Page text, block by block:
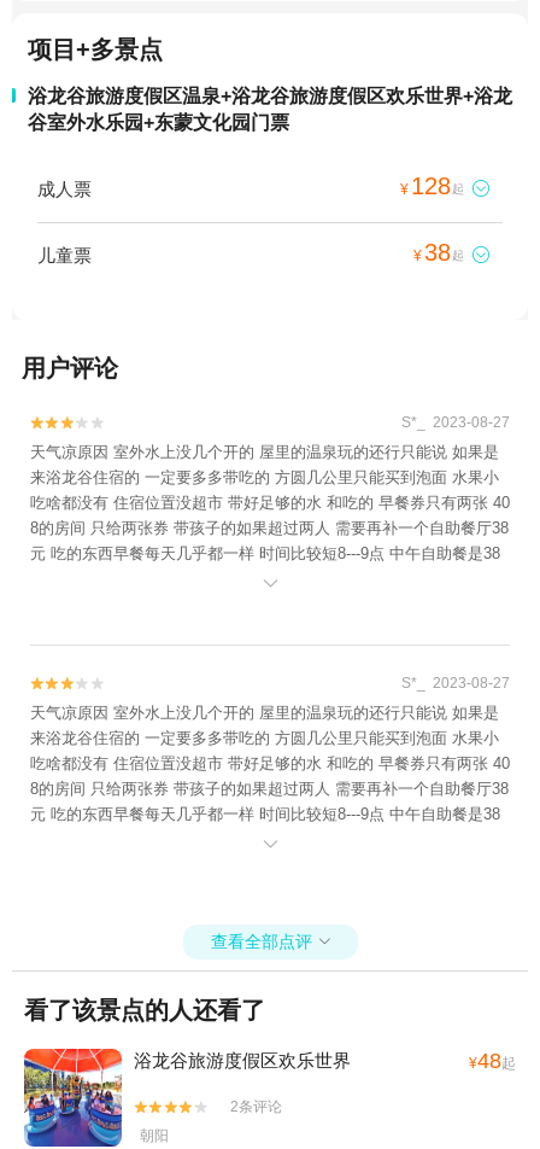
项目+多景点
浴龙谷旅游度假区温泉+浴龙谷旅游度假区欢乐世界+浴龙
谷室外水乐园+东蒙文化园门票
成人票 ¥ 128起 
儿童票 ¥38起 
用户评论

 S*_ 2023-08-27
天气凉原因 室外水上没几个开的 屋里的温泉玩的还行只能说 如果是
来浴龙谷住宿的 一定要多多带吃的 方圆几公里只能买到泡面 水果小
吃啥都没有 住宿位置没超市 带好足够的水 和吃的 早餐券只有两张 40
8的房间 只给两张券 带孩子的如果超过两人 需要再补一个自助餐厅38
元 吃的东西早餐每天几乎都一样 时间比较短8---9点 中午自助餐是38
一位 中午的餐食还可以 晚上没有 切记要自己带吃的 有车的比较方便


 S*_ 2023-08-27
天气凉原因 室外水上没几个开的 屋里的温泉玩的还行只能说 如果是
来浴龙谷住宿的 一定要多多带吃的 方圆几公里只能买到泡面 水果小
吃啥都没有 住宿位置没超市 带好足够的水 和吃的 早餐券只有两张 40
8的房间 只给两张券 带孩子的如果超过两人 需要再补一个自助餐厅38
元 吃的东西早餐每天几乎都一样 时间比较短8---9点 中午自助餐是38
一位 中午的餐食还可以 晚上没有 切记要自己带吃的 有车的比较方便

查看全部点评 
看了该景点的人还看了
浴龙谷旅游度假区欢乐世界 ¥48起


2条评论
朝阳